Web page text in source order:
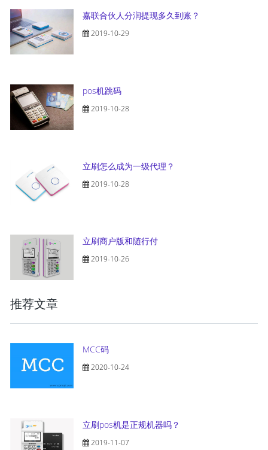
嘉联合伙人分润提现多久到账？
2019-10-29
pos机跳码
2019-10-28
立刷怎么成为一级代理？
2019-10-28
立刷商户版和随行付
2019-10-26
推荐文章
MCC码
2020-10-24
立刷pos机是正规机器吗？
2019-11-07